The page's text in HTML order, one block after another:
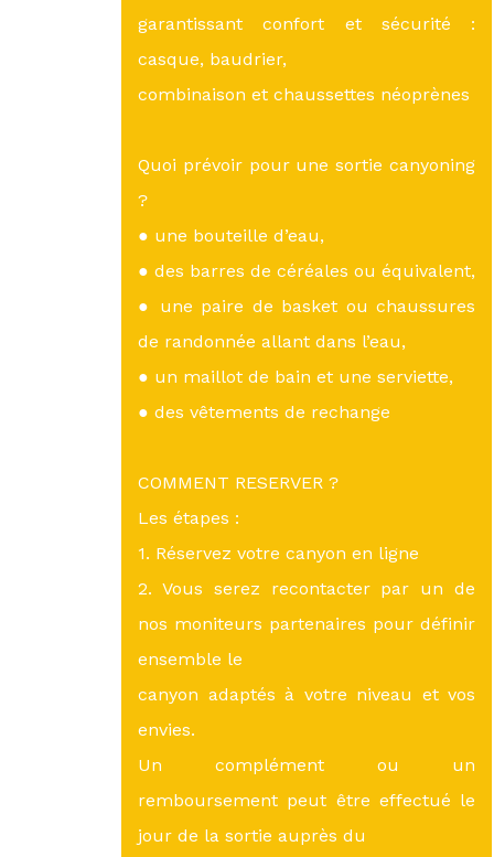
garantissant confort et sécurité :
casque, baudrier,
combinaison et chaussettes néoprènes
Quoi prévoir pour une sortie canyoning
?
● une bouteille d’eau,
● des barres de céréales ou équivalent,
● une paire de basket ou chaussures
de randonnée allant dans l’eau,
● un maillot de bain et une serviette,
● des vêtements de rechange
COMMENT RESERVER ?
Les étapes :
1. Réservez votre canyon en ligne
2. Vous serez recontacter par un de
nos moniteurs partenaires pour définir
ensemble le
canyon adaptés à votre niveau et vos
envies.
Un complément ou un
remboursement peut être effectué le
jour de la sortie auprès du